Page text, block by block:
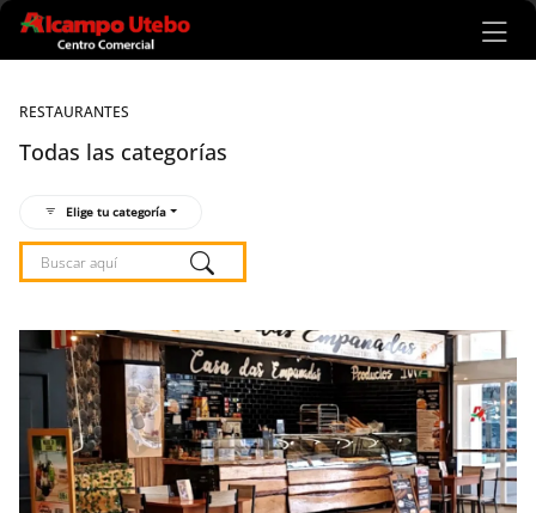
Ir al contenido principal
RESTAURANTES
Todas las categorías
Elige tu categoría
Listado de locales